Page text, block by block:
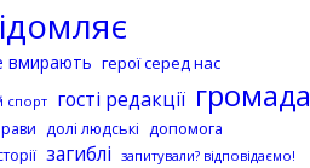
вмирають герої серед нас
спорт гості редакції громада
долі людські допомога
загиблі запитували? відповідаємо!